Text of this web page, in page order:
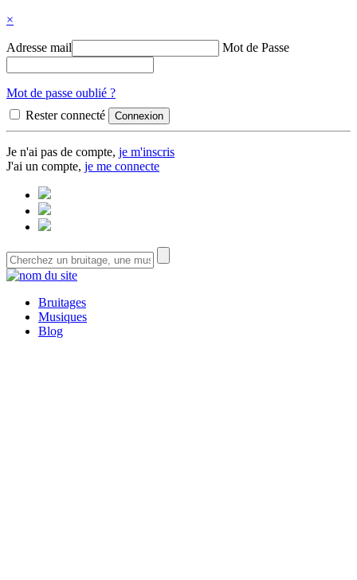
×
Adresse mail Mot de Passe
Mot de passe oublié ?
Rester connecté
Je n'ai pas de compte, je m'inscris
J'ai un compte, je me connecte
Bruitages
Musiques
Blog